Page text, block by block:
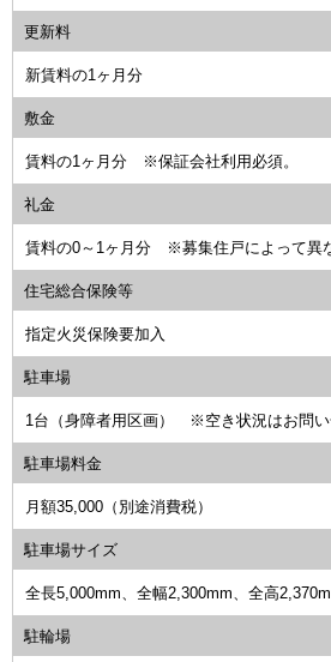
更新料
新賃料の1ヶ月分
敷金
賃料の1ヶ月分 ※保証会社利用必須。
礼金
賃料の0～1ヶ月分 ※募集住戸によって異
住宅総合保険等
指定火災保険要加入
駐車場
1台（身障者用区画） ※空き状況はお問い
駐車場料金
月額35,000（別途消費税）
駐車場サイズ
全長5,000mm、全幅2,300mm、全高
駐輪場